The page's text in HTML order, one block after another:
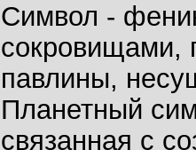
Символ -
сокровищами,
павлины,
Планетный
связанная с